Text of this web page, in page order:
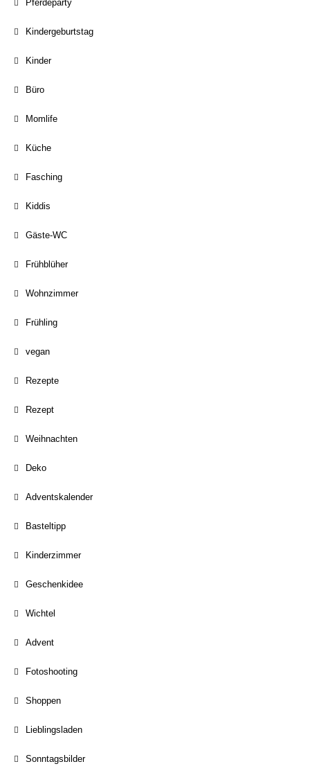
Pferdeparty
Kindergeburtstag
Kinder
Büro
Momlife
Küche
Fasching
Kiddis
Gäste-WC
Frühblüher
Wohnzimmer
Frühling
vegan
Rezepte
Rezept
Weihnachten
Deko
Adventskalender
Basteltipp
Kinderzimmer
Geschenkidee
Wichtel
Advent
Fotoshooting
Shoppen
Lieblingsladen
Sonntagsbilder